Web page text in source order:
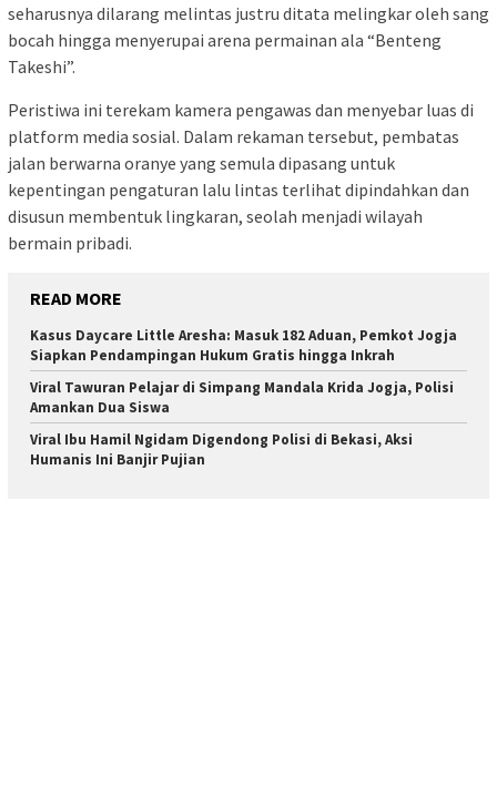
seharusnya dilarang melintas justru ditata melingkar oleh sang
bocah hingga menyerupai arena permainan ala “Benteng
Takeshi”.
Peristiwa ini terekam kamera pengawas dan menyebar luas di
platform media sosial. Dalam rekaman tersebut, pembatas
jalan berwarna oranye yang semula dipasang untuk
kepentingan pengaturan lalu lintas terlihat dipindahkan dan
disusun membentuk lingkaran, seolah menjadi wilayah
bermain pribadi.
READ MORE
Kasus Daycare Little Aresha: Masuk 182 Aduan, Pemkot Jogja
Siapkan Pendampingan Hukum Gratis hingga Inkrah
Viral Tawuran Pelajar di Simpang Mandala Krida Jogja, Polisi
Amankan Dua Siswa
Viral Ibu Hamil Ngidam Digendong Polisi di Bekasi, Aksi
Humanis Ini Banjir Pujian